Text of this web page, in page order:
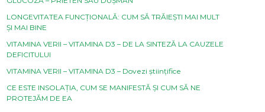
LONGEVITATEA FUNCȚIONALĂ: CUM SĂ TRĂIEȘTI MAI MULT
ȘI MAI BINE
VITAMINA VERII – VITAMINA D3 – DE LA SINTEZĂ LA CAUZELE
DEFICITULUI
VITAMINA VERII – VITAMINA D3 – Dovezi științifice
CE ESTE INSOLAȚIA, CUM SE MANIFESTĂ ȘI CUM SĂ NE
PROTEJĂM DE EA